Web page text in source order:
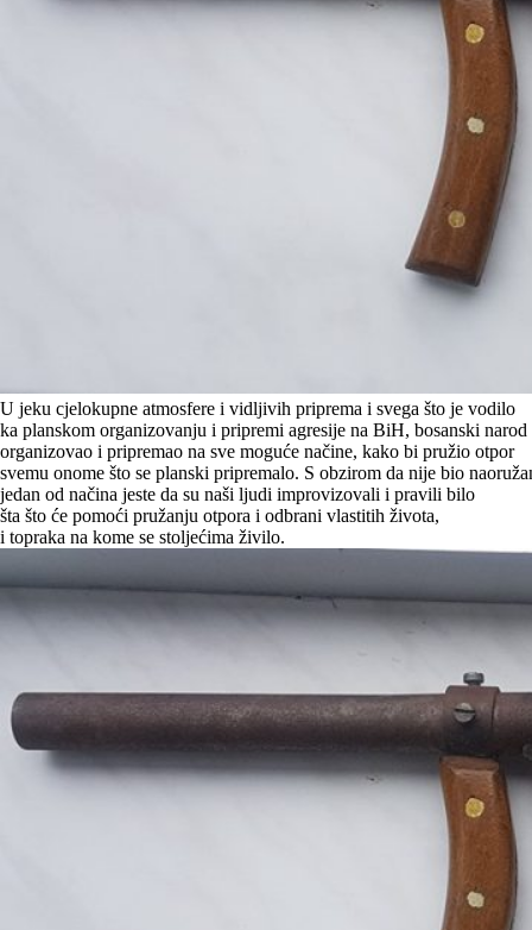
U jeku cjelokupne atmosfere i vidljivih priprema i svega što je vodilo
ka planskom organizovanju i pripremi agresije na BiH, bosanski narod
organizovao i pripremao na sve moguće načine, kako bi pružio otpor
svemu onome što se planski pripremalo. S obzirom da nije bio
jedan od načina jeste da su naši ljudi improvizovali i pravili bilo
šta što će pomoći pružanju otpora i odbrani vlastitih života,
i topraka na kome se stoljećima živilo.